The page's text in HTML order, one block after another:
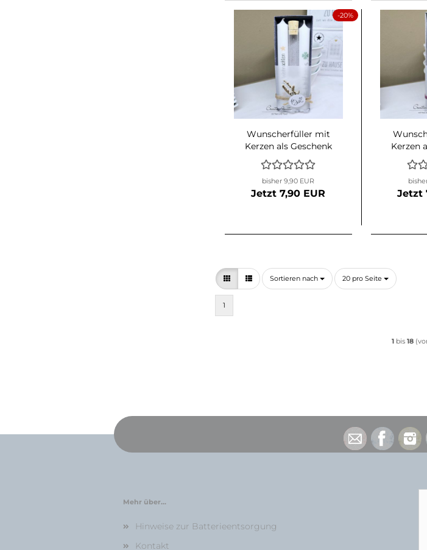
-20%
Wunscherfüller mit
Kerzen als Geschenk
verpackt
bisher 9,90 EUR
Jetzt 7,90 EUR
Kerzen
Jetzt
Sortieren nach
Sortieren nach 20 pro Seite
pro Seite
1
1 bis18
Mehr über...
Hinweise zur Batterieentsorgung
Kontakt